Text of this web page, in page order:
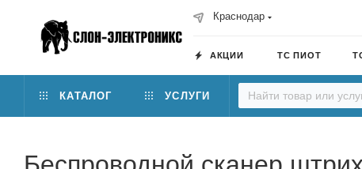
Краснодар
АКЦИИ ТС ПИОТ
КАТАЛОГ УСЛУГИ